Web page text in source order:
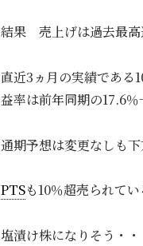
結果 売上げは過去最
直近3ヵ月の実績である
益率は前年同期の17.6
通期予想は変更なしも
PTSも10％超売られてい
塩漬け株になりそう・・